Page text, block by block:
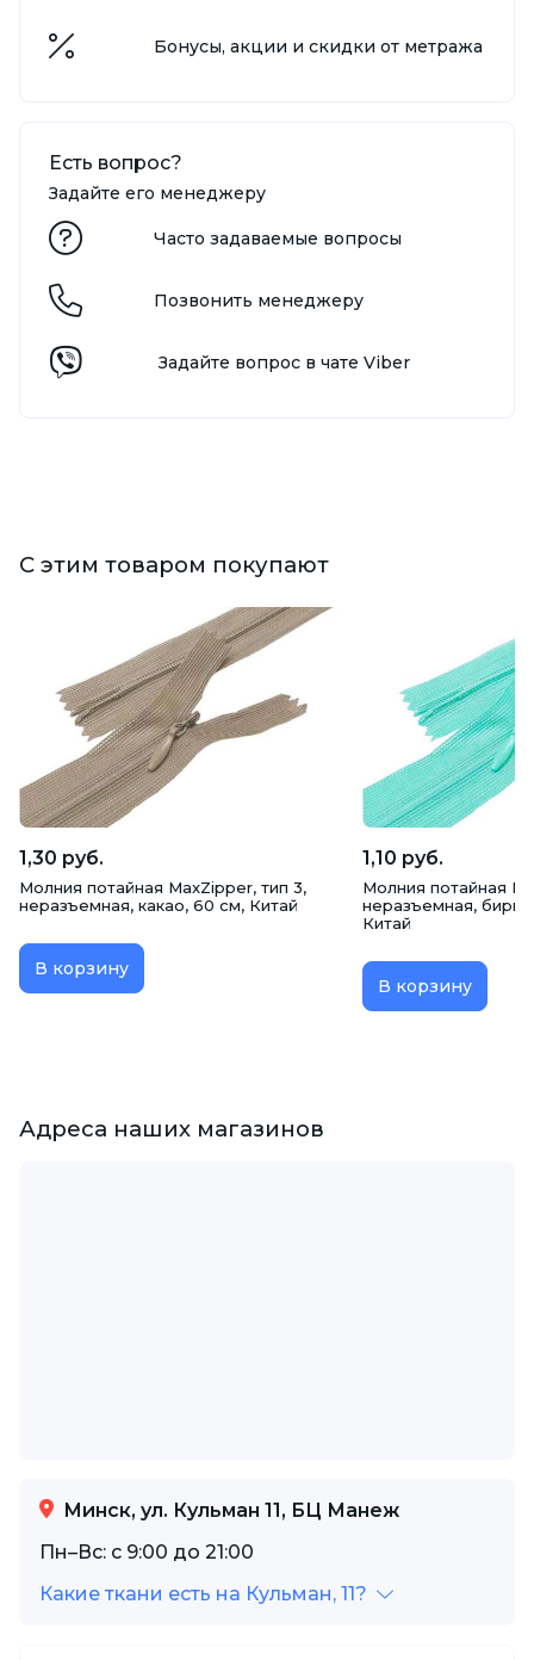
Бонусы, акции и скидки от метража
Есть вопрос?
Задайте его менеджеру
Часто задаваемые вопросы
Позвонить менеджеру
Задайте вопрос в чате Viber
С этим товаром покупают
1,30 руб.
Молния потайная MaxZipper, тип 3,
неразъемная, какао, 60 см, Китай
В корзину
1,10 руб.
Молния потайная
неразъемная,
Китай
В корзину
Адреса наших магазинов
Минск, ул. Кульман 11, БЦ Манеж
Пн–Вс: с 9:00 до 21:00
Какие ткани есть на Кульман, 11?